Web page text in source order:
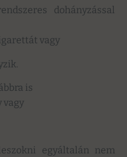
dohányzással
vagy
is
vagy
egyáltalán nem